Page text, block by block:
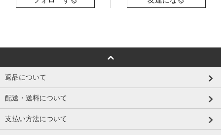
返品について
配送・送料について
支払い方法について